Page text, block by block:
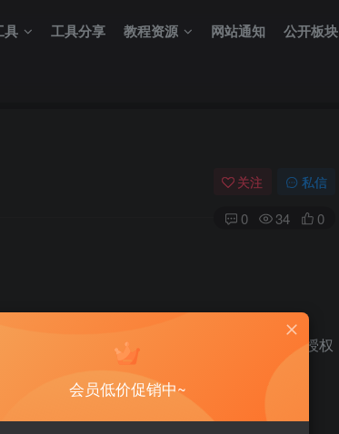
具 工具分享 教程资源 网站通知 公开板块
关注 私信
0 34 0
被篡改后能自动恢复的设备，存在弱口令，未授权
会员低价促销中~